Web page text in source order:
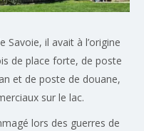
Savoie, il avait à l’origine
de place forte, de poste
et de poste de douane,
sur le lac.
lors des guerres de